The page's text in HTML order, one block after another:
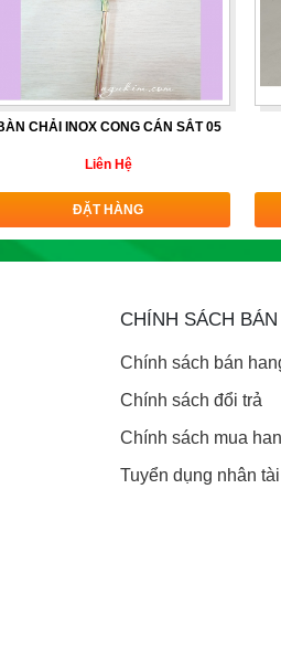
CHẢI INOX CONG CÁN SẮT 05
Liên Hệ
ĐẶT HÀNG
CHÍNH SÁCH
Chính sách bán
Chính sách đổi trả
Chính sách mua
Tuyển dụng nhân tài